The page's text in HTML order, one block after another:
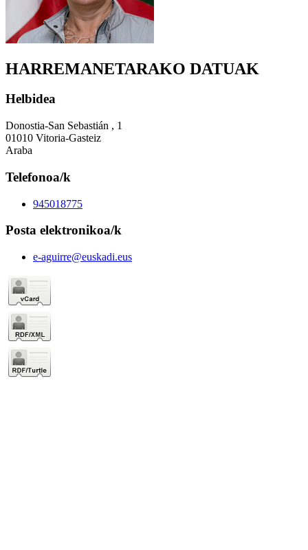
HARREMANETARAKO DATUAK
Helbidea
Donostia-San Sebastián , 1
01010 Vitoria-Gasteiz
Araba
Telefonoa/k
945018775
Posta elektronikoa/k
e-aguirre@euskadi.eus